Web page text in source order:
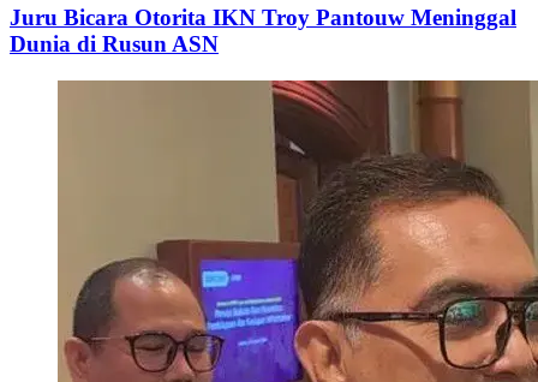
Juru Bicara Otorita IKN Troy Pantouw Meninggal
Dunia di Rusun ASN